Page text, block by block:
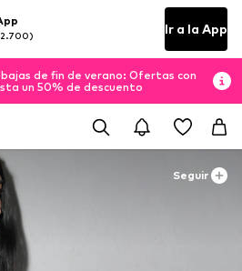
Ir a la App
de fin de verano: Ofertas con
un 50% de descuento
Seguir